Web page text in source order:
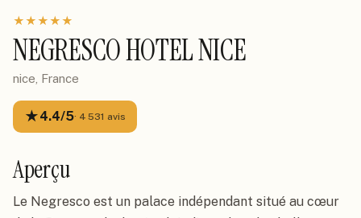
★★★★★
NEGRESCO HOTEL NICE
nice, France
★4.4/5· 4 531 avis
Aperçu
Le Negresco est un palace indépendant situé au cœur